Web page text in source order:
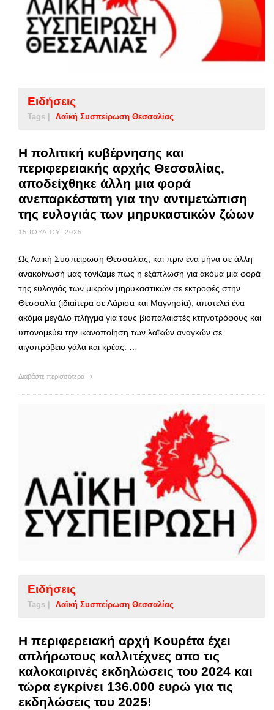
Ειδήσεις
Tags | Λαϊκή Συσπείρωση Θεσσαλίας
Η πολιτική κυβέρνησης και
περιφερειακής αρχής Θεσσαλίας,
αποδείχθηκε άλλη μια φορά
ανεπαρκέστατη για την αντιμετώπιση
της ευλογιάς των μηρυκαστικών ζώων
15 ΙΟΥΛΊΟΥ, 2025
Ως Λαική Συσπείρωση Θεσσαλίας, και πριν ένα μήνα σε άλλη
ανακοίνωσή μας τονίζαμε πως η εξάπλωση για ακόμα μια φορά
της ευλογιάς των μικρών μηρυκαστικών σε εκτροφές στην
Θεσσαλία (ιδιαίτερα σε Λάρισα και Μαγνησία), αποτελεί ένα
ακόμα μεγάλο πλήγμα για τους βιοπαλαιστές κτηνοτρόφους και
υπονομεύει την ικανοποίηση των λαϊκών αναγκών σε
αιγοπρόβειο γάλα και κρέας. …
Διαβάστε περισσότερα
Ειδήσεις
Tags | Λαϊκή Συσπείρωση Θεσσαλίας
Η περιφερειακή αρχή Κουρέτα έχει
απλήρωτους καλλιτέχνες απο τις
καλοκαιρινές εκδηλώσεις του 2024 και
τώρα εγκρίνει 136.000 ευρώ για τις
εκδηλώσεις του 2025!